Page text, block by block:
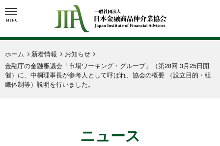
MENU
ホーム 新着情報
お知らせ
金融庁の金融審議会「市場ワーキング・グループ」（第28回 3月25日開
催）に、中桐理事長が参考人として呼ばれ、協会の概要 （設立目的・組
織体制等）説明を行いました。
ニュース